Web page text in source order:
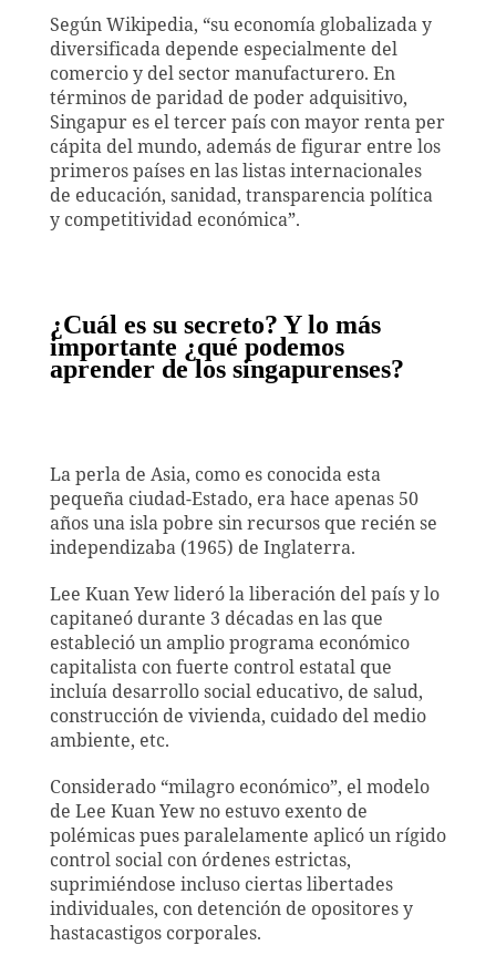
Según Wikipedia, “su economía globalizada y
diversificada depende especialmente del
comercio y del sector manufacturero. En
términos de paridad de poder adquisitivo,
Singapur es el tercer país con mayor renta per
cápita del mundo, además de figurar entre los
primeros países en las listas internacionales
de educación, sanidad, transparencia política
y competitividad económica”.
¿Cuál es su secreto? Y lo más
importante ¿qué podemos
aprender de los singapurenses?
La perla de Asia, como es conocida esta
pequeña ciudad-Estado, era hace apenas 50
años una isla pobre sin recursos que recién se
independizaba (1965) de Inglaterra.
Lee Kuan Yew lideró la liberación del país y lo
capitaneó durante 3 décadas en las que
estableció un amplio programa económico
capitalista con fuerte control estatal que
incluía desarrollo social educativo, de salud,
construcción de vivienda, cuidado del medio
ambiente, etc.
Considerado “milagro económico”, el modelo
de Lee Kuan Yew no estuvo exento de
polémicas pues paralelamente aplicó un rígido
control social con órdenes estrictas,
suprimiéndose incluso ciertas libertades
individuales, con detención de opositores y
hastacastigos corporales.